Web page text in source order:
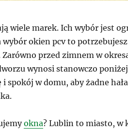
wiele marek. Ich wybór jest
wybór okien pcv to
Zarówno przed zimnem w
wynosi stanowczo
i spokój w domu, aby żadne
okna? Lublin to miasto, w